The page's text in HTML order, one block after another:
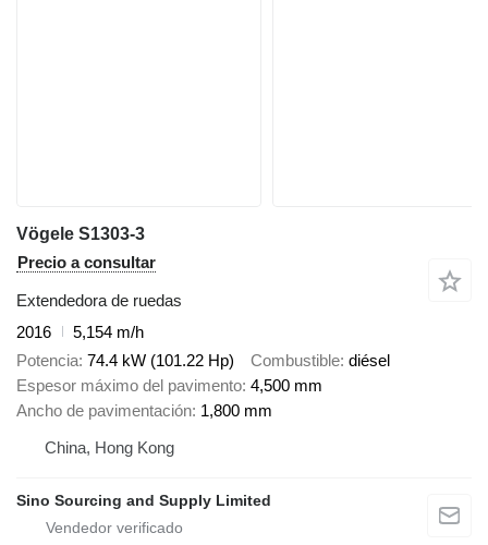
Vögele S1303-3
Precio a consultar
Extendedora de ruedas
2016
5,154 m/h
Potencia 74.4 kW (101.22 Hp) Combustible diésel
Espesor máximo del pavimento 4,500 mm
Ancho de pavimentación 1,800 mm
China, Hong Kong
Sino Sourcing and Supply Limited